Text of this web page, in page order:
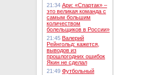
21:34 Ари: «Спартак» –
это великая команда с
самым большим
количеством
болельщиков в России»
21:45 Валерий
Рейнгольд: кажется,
выводов из
прошлогодних ошибок
Якин не сделал
21:49 Футбольный